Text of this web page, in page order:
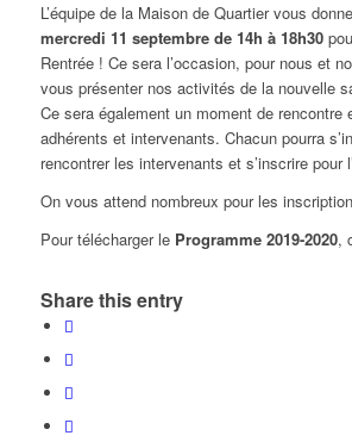
L’équipe de la Maison de Quartier vous
mercredi 11 septembre de 14h à 18h30
Rentrée ! Ce sera l’occasion, pour nous et
vous présenter nos activités de la nouvelle
Ce sera également un moment de rencontre
adhérents et intervenants. Chacun pourra
rencontrer les intervenants et s’inscrire pour
On vous attend nombreux pour les
Pour télécharger le Programme 2019-2020,
Share this entry